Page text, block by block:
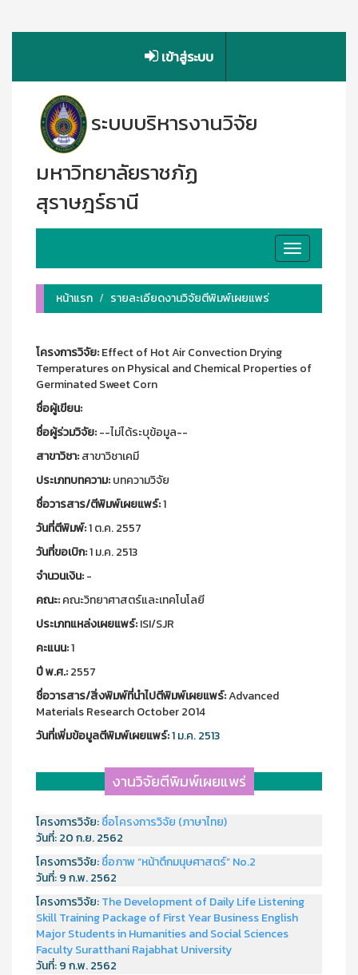
เข้าสู่ระบบ
ระบบบริหารงานวิจัย
มหาวิทยาลัยราชภัฏ
สุราษฎร์ธานี
Toggle
navigation
หน้าแรก
รายละเอียดงานวิจัยตีพิมพ์เผยแพร่
โครงการวิจัย:Effect of Hot Air Convection Drying
Temperatures on Physical and Chemical Properties of
Germinated Sweet Corn
ชื่อผู้เขียน:
ชื่อผู้ร่วมวิจัย:--ไม่ได้ระบุข้อมูล--
สาขาวิชา:สาขาวิชาเคมี
ประเภทบทความ:บทความวิจัย
ชื่อวารสาร/ตีพิมพ์เผยแพร์:1
วันที่ตีพิมพ์:1 ต.ค. 2557
วันที่ขอเบิก:1 ม.ค. 2513
จำนวนเงิน:-
คณะ:คณะวิทยาศาสตร์และเทคโนโลยี
ประเภทแหล่งเผยแพร์:ISI/SJR
คะแนน:1
ปี พ.ศ.:2557
ชื่อวารสาร/สิ่งพิมพ์ที่นำไปตีพิมพ์เผยแพร์:Advanced
Materials Research October 2014
วันที่เพิ่มข้อมูลตีพิมพ์เผยแพร์:1 ม.ค. 2513
งานวิจัยตีพิมพ์เผยแพร่
โครงการวิจัย:ชื่อโครงการวิจัย (ภาษาไทย)
วันที่:20 ก.ย. 2562
โครงการวิจัย:ชื่อภาพ “หน้าตึกมนุษศาสตร์” No.2
วันที่:9 ก.พ. 2562
โครงการวิจัย:The Development of Daily Life Listening
Skill Training Package of First Year Business English
Major Students in Humanities and Social Sciences
Faculty Suratthani Rajabhat University
วันที่:9 ก.พ. 2562